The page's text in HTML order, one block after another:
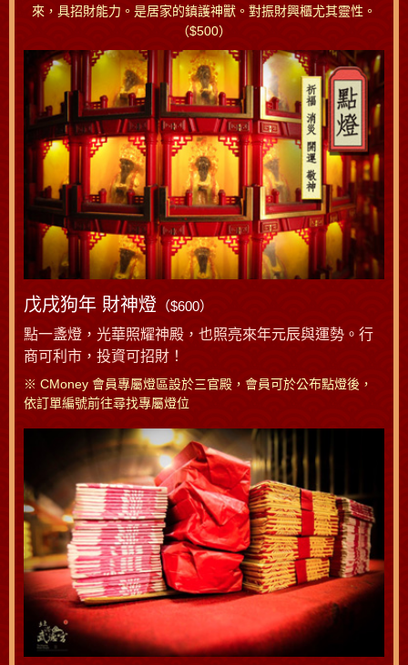
來，具招財能力。是居家的鎮護神獸。對振財興櫃尤其靈性。
（$500）
戊戌狗年 財神燈 （$600）
點一盞燈，光華照耀神殿，也照亮來年元辰與運勢。行
商可利市，投資可招財！
※ CMoney 會員專屬燈區設於三官殿，會員可於公布點燈後，
依訂單編號前往尋找專屬燈位